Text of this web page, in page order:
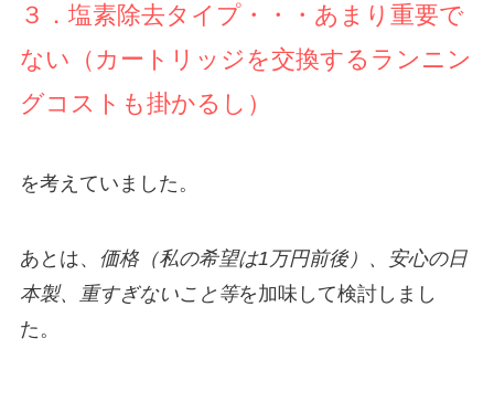
３．塩素除去タイプ・・・あまり重要で
ない（カートリッジを交換するランニン
グコストも掛かるし）
を考えていました。
あとは、 価格（私の希望は1万円前後）、安心の日
本製、重すぎないこと等を加味して検討しまし
た。